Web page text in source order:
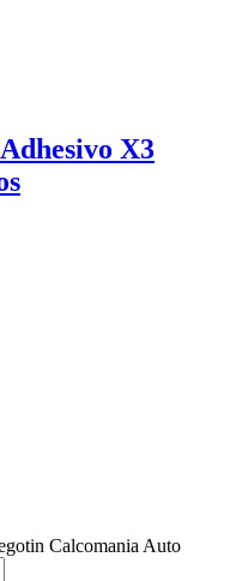
X3
Calcomania Auto